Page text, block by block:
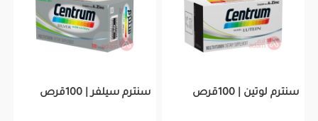
سنترم لوتين | 100قرص سنترم سيلفر | 100قرص